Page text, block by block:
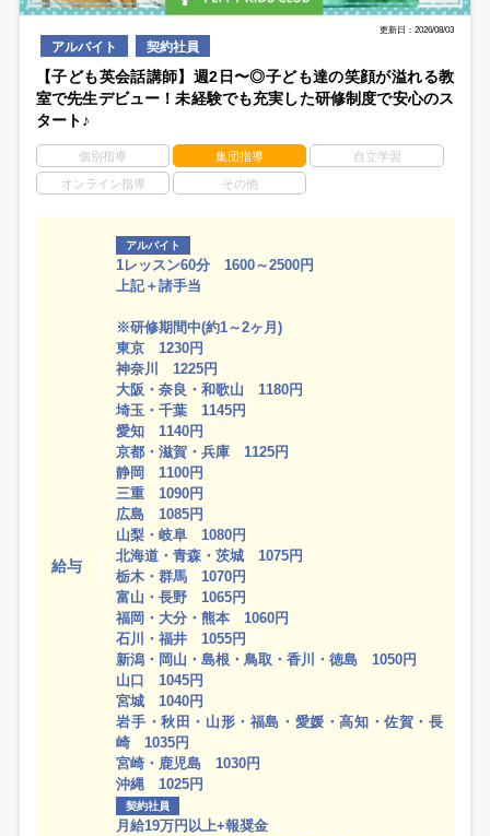
更新日：2026/08/03
アルバイト 契約社員
【子ども英会話講師】週2日〜◎子ども達の笑顔が溢れる教
室で先生デビュー！未経験でも充実した研修制度で安心のス
タート♪
個別指導 集団指導 自立学習
オンライン指導 その他
給与
アルバイト
1レッスン60分 1600～2500円
上記＋諸手当
※研修期間中(約1～2ヶ月)
東京 1230円
神奈川 1225円
大阪・奈良・和歌山 1180円
埼玉・千葉 1145円
愛知 1140円
京都・滋賀・兵庫 1125円
静岡 1100円
三重 1090円
広島 1085円
山梨・岐阜 1080円
北海道・青森・茨城 1075円
栃木・群馬 1070円
富山・長野 1065円
福岡・大分・熊本 1060円
石川・福井 1055円
新潟・岡山・島根・鳥取・香川・徳島 1050円
山口 1045円
宮城 1040円
岩手・秋田・山形・福島・愛媛・高知・佐賀・長
崎 1035円
宮崎・鹿児島 1030円
沖縄 1025円
契約社員
月給19万円以上+報奨金